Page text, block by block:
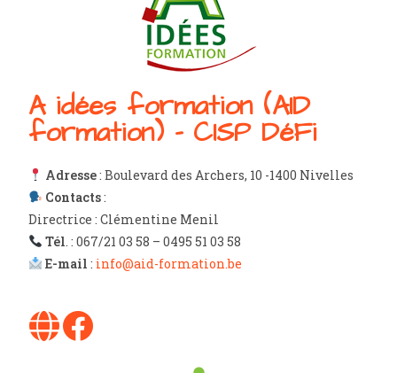
A idées formation (AID
formation) - CISP DéFi
Adresse: Boulevard des Archers, 10 -1400 Nivelles
Contacts:
Directrice : Clémentine Menil
Tél. : 067/21 03 58 – 0495 51 03 58
E-mail : info@aid-formation.be